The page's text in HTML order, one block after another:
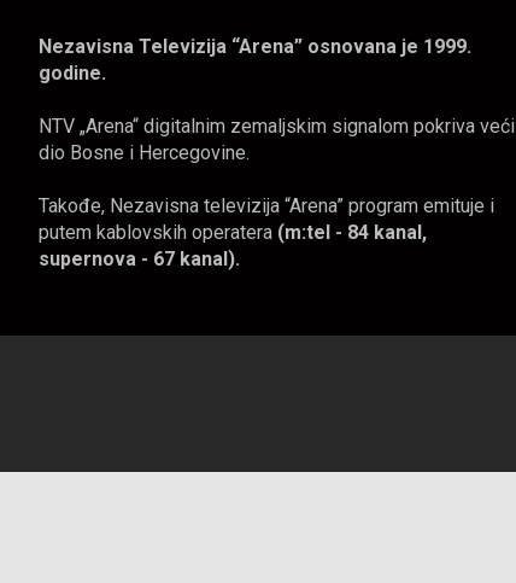
Nezavisna Televizija “Arena” osnovana je 1999.
godine.
NTV „Arena“ digitalnim zemaljskim signalom pokriva veći
dio Bosne i Hercegovine.
Takođe, Nezavisna televizija “Arena” program emituje i
putem kablovskih operatera (m:tel - 84 kanal,
supernova - 67 kanal).